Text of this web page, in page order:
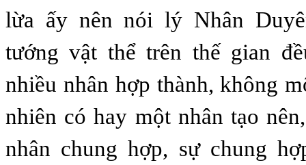
lừa ấy nên nói lý Nhân
tướng vật thể trên thế gian
nhiều nhân hợp thành, không
nhiên có hay một nhân tạo
nhân chung hợp, sự chung